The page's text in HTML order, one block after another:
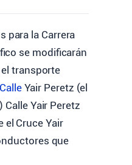
para la Carrera
se modificarán
transporte
Yair Peretz (el
Yair Peretz
el Cruce Yair
que